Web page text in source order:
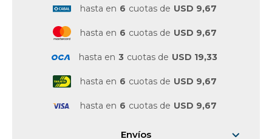
hasta en 6 cuotas de USD 9,67
hasta en 6 cuotas de USD 9,67
hasta en 3 cuotas de USD 19,33
hasta en 6 cuotas de USD 9,67
hasta en 6 cuotas de USD 9,67
Envíos